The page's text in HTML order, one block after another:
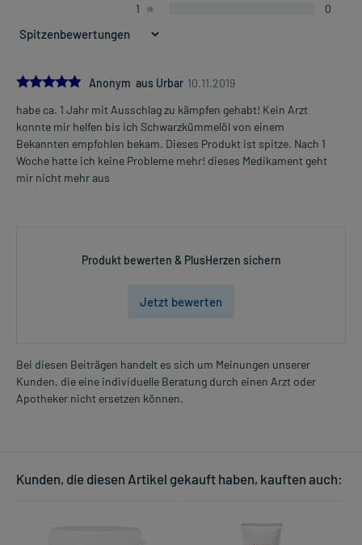
1
0
5.0Anonym aus Urbar 10.11.2019
habe ca. 1 Jahr mit Ausschlag zu kämpfen gehabt! Kein Arzt
konnte mir helfen bis ich Schwarzkümmelöl von einem
Bekannten empfohlen bekam. Dieses Produkt ist spitze. Nach 1
Woche hatte ich keine Probleme mehr! dieses Medikament geht
mir nicht mehr aus
Produkt bewerten & PlusHerzen sichern
Jetzt bewerten
Bei diesen Beiträgen handelt es sich um Meinungen unserer
Kunden, die eine individuelle Beratung durch einen Arzt oder
Apotheker nicht ersetzen können.
Kunden, die diesen Artikel gekauft haben, kauften auch: